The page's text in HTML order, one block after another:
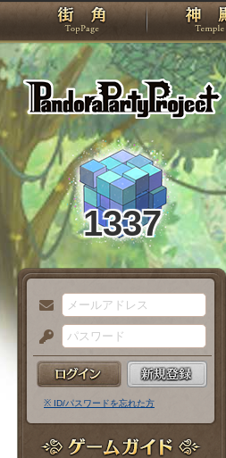
TOP
1337
メ
ー
ル
ア
ド
パ
ス
ー
※ ID/パスワードを忘れた方